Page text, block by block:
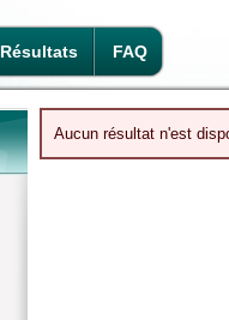
Résultats FAQ
Aucun résultat n'est